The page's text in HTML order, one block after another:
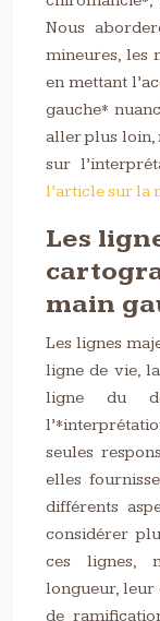
Nous
mineures, les
en mettant
gauche*
aller plus loin,
sur
l’article sur la
Les
main
Les lignes
ligne de vie,
ligne du
seules
elles
différents
considérer
ces lignes,
longueur, leur
de